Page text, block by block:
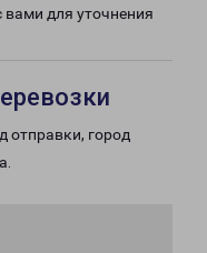
вами для уточнения
отправки, город